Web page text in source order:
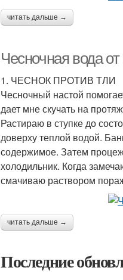
читать дальше →
Чесночная вода
1. ЧЕСНОК ПРОТИВ ТЛИ
Чесночный настой
дает мне скучать на
Растираю в ступке до
доверху теплой водой.
содержимое. Затем
холодильник. Когда
смачиваю раствором
читать дальше →
Последние